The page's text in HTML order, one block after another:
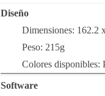
Diseño
Dimensiones: 162.2
Peso: 215g
Colores disponibles:
Software